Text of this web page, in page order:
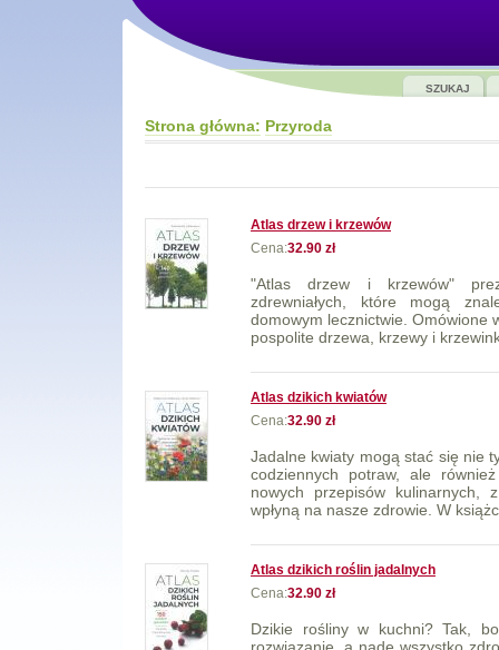
SZUKAJ
Strona główna: Przyroda
Atlas drzew i krzewów
Cena:32.90 zł
"Atlas drzew i krzewów"
zdrewniałych, które mogą
domowym lecznictwie. Omówione
pospolite drzewa, krzewy i
Atlas dzikich kwiatów
Cena:32.90 zł
Jadalne kwiaty mogą stać się nie
codziennych potraw, ale
nowych przepisów kulinarnych,
wpłyną na nasze zdrowie. W
Atlas dzikich roślin jadalnych
Cena:32.90 zł
Dzikie rośliny w kuchni? Tak,